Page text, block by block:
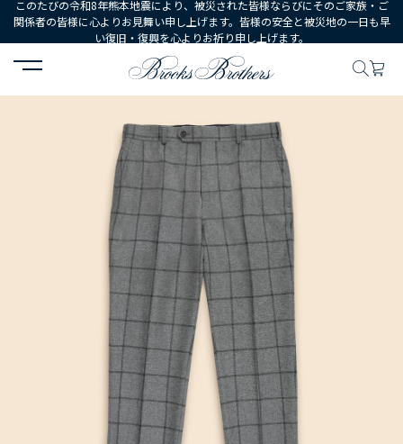
このたびの令和8年熊本地震により、被災された皆様ならびにそのご家族・ご
関係者の皆様に心よりお見舞い申し上げます。皆様の安全と被災地の一日も早
い復旧・復興を心よりお祈り申し上げます。
HOME ウェア ボトムス ドレスパンツ ウールフラン